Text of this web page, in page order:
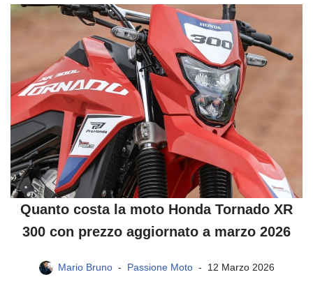
Quanto costa la moto Honda Tornado XR
300 con prezzo aggiornato a marzo 2026
Mario Bruno Passione Moto 12 Marzo 2026